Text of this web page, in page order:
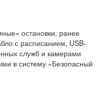
остановки, ранее
с расписанием, USB-
служб и камерами
в систему «Безопасный